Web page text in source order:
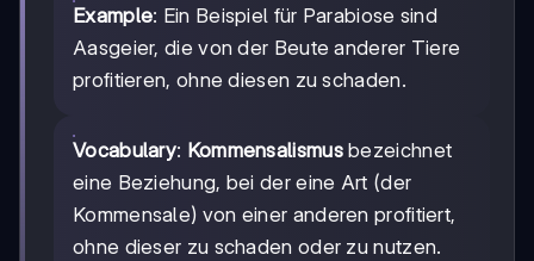
Example: Ein Beispiel für Parabiose sind
Aasgeier, die von der Beute anderer Tiere
profitieren, ohne diesen zu schaden.
Vocabulary: Kommensalismusbezeichnet
eine Beziehung, bei der eine Art (der
Kommensale) von einer anderen profitiert,
ohne dieser zu schaden oder zu nutzen.